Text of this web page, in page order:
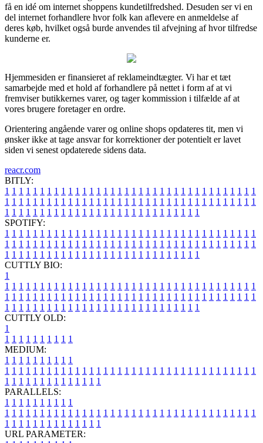
få en idé om internet shoppens kundetilfredshed. Desuden ser vi en
del internet forhandlere hvor folk kan aflevere en anmeldelse af
deres køb, hvilket også burde anvendes til afvejning af hvor tilfredse
kunderne er.
Hjemmesiden er finansieret af reklameindtægter. Vi har et tæt
samarbejde med et hold af forhandlere på nettet i form af at vi
fremviser butikkernes varer, og tager kommission i tilfælde af at
vores brugere foretager en ordre.
Orientering angående varer og online shops opdateres tit, men vi
ønsker ikke at tage ansvar for korrektioner der potentielt er lavet
siden vi senest opdaterede sidens data.
reacr.com
BITLY:
1 1 1 1 1 1 1 1 1 1 1 1 1 1 1 1 1 1 1 1 1 1 1 1 1 1 1 1 1 1 1 1 1 1 1 1
1 1 1 1 1 1 1 1 1 1 1 1 1 1 1 1 1 1 1 1 1 1 1 1 1 1 1 1 1 1 1 1 1 1 1 1
1 1 1 1 1 1 1 1 1 1 1 1 1 1 1 1 1 1 1 1 1 1 1 1 1 1 1 1
SPOTIFY:
1 1 1 1 1 1 1 1 1 1 1 1 1 1 1 1 1 1 1 1 1 1 1 1 1 1 1 1 1 1 1 1 1 1 1 1
1 1 1 1 1 1 1 1 1 1 1 1 1 1 1 1 1 1 1 1 1 1 1 1 1 1 1 1 1 1 1 1 1 1 1 1
1 1 1 1 1 1 1 1 1 1 1 1 1 1 1 1 1 1 1 1 1 1 1 1 1 1 1 1
CUTTLY BIO:
1
1 1 1 1 1 1 1 1 1 1 1 1 1 1 1 1 1 1 1 1 1 1 1 1 1 1 1 1 1 1 1 1 1 1 1 1
1 1 1 1 1 1 1 1 1 1 1 1 1 1 1 1 1 1 1 1 1 1 1 1 1 1 1 1 1 1 1 1 1 1 1 1
1 1 1 1 1 1 1 1 1 1 1 1 1 1 1 1 1 1 1 1 1 1 1 1 1 1 1 1
CUTTLY OLD:
1
1 1 1 1 1 1 1 1 1 1
MEDIUM:
1 1 1 1 1 1 1 1 1 1
1 1 1 1 1 1 1 1 1 1 1 1 1 1 1 1 1 1 1 1 1 1 1 1 1 1 1 1 1 1 1 1 1 1 1 1
1 1 1 1 1 1 1 1 1 1 1 1 1 1
PARALLELS:
1 1 1 1 1 1 1 1 1 1
1 1 1 1 1 1 1 1 1 1 1 1 1 1 1 1 1 1 1 1 1 1 1 1 1 1 1 1 1 1 1 1 1 1 1 1
1 1 1 1 1 1 1 1 1 1 1 1 1 1
URL PARAMETER: